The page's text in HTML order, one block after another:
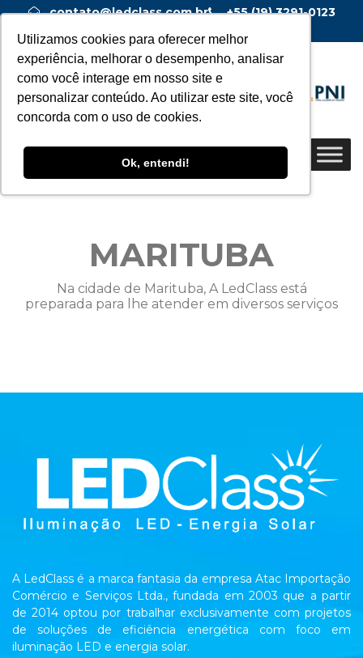
Utilizamos cookies para oferecer melhor
experiência, melhorar o desempenho, analisar
como você interage em nosso site e
personalizar conteúdo. Ao utilizar este site, você
concorda com o uso de cookies.
Ok, entendi!
contato@ledclass.com.br
+55 (19) 3291-0123
MARITUBA
Na cidade de Marituba, A LedClass está
preparada para lhe atender em diversos serviços
A LedClass é a marca fantasia da empresa Atac Importação
Comércio e Serviços Ltda., fundada em 2003 que a partir
de 2014 optou por trabalhar exclusivamente com projetos
de soluções de eficiência energética com foco em
iluminação LED e energia solar.